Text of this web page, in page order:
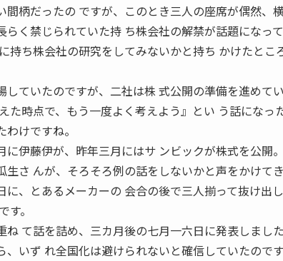
間柄だったの ですが、このとき三人の座席が偶然、
らく禁じられていた持 ち株会社の解禁が話題になって
持ち株会社の研究をしてみないかと持ち かけたとこ
していたのですが、二社は株 式公開の準備を進めて
た時点で、もう一度よく考えよう』とい う話になった
けですね。
に伊藤伊が、昨年三月にはサ ンビックが株式を公開。
生さ んが、そろそろ例の話をしないかと声をかけてき
に、とあるメーカーの 会合の後で三人揃って抜け出
。
て話を詰め、三カ月後の七月一六日に発表しました
いず れ全国化は避けられないと確信していたのです